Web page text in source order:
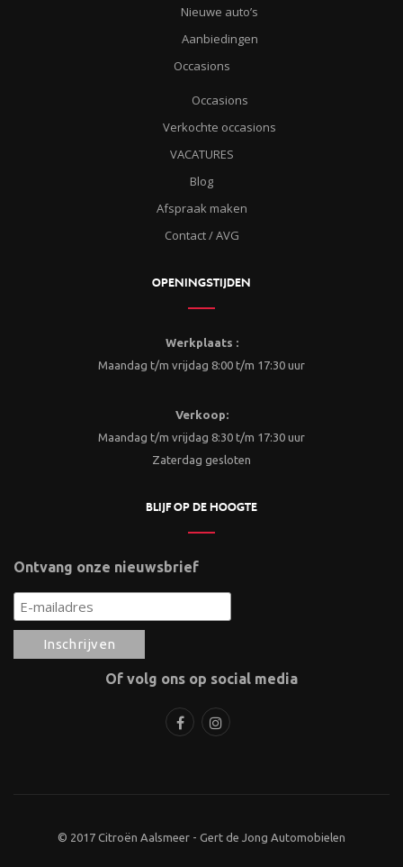
Nieuwe auto’s
Aanbiedingen
Occasions
Occasions
Verkochte occasions
VACATURES
Blog
Afspraak maken
Contact / AVG
OPENINGSTIJDEN
Werkplaats :
Maandag t/m vrijdag 8:00 t/m 17:30 uur
Verkoop:
Maandag t/m vrijdag 8:30 t/m 17:30 uur
Zaterdag gesloten
BLIJF OP DE HOOGTE
Ontvang onze nieuwsbrief
Of volg ons op social media
© 2017 Citroën Aalsmeer - Gert de Jong Automobielen